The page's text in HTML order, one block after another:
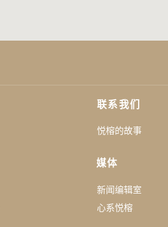
联系我们
悦榕的故事
媒体
新闻编辑室
心系悦榕